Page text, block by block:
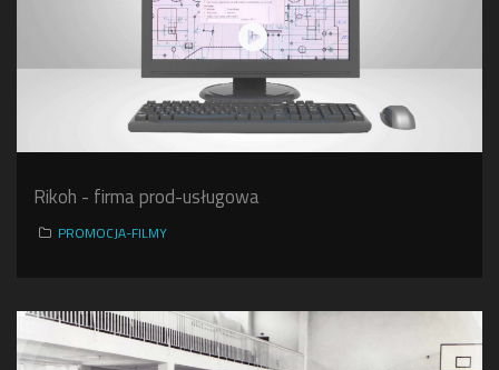
Rikoh - firma prod-usługowa
PROMOCJA-FILMY